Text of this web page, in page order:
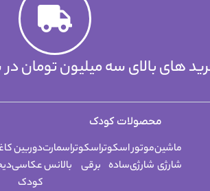
های بالای سه میلیون تومان
محصولات کودک
ماشین
شارژی
موتور
شارژی
اسکوتر
ساده
اسکوتر
برقی
اسمارت
بالانس
دوربین
عکاسی
کودک